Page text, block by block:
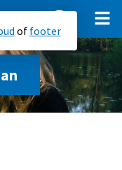
of footer